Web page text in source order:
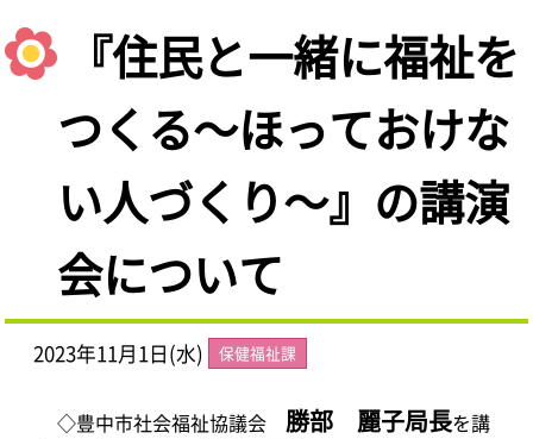
『住民と一緒に福祉を
つくる～ほっておけな
い人づくり～』の講演
会について
2023年11月1日(水) 保健福祉課
◇豊中市社会福祉協議会 勝部 麗子局長を講